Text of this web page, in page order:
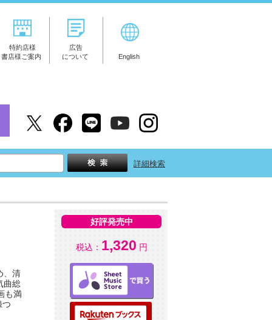
特約店様
書店様ご案内
広告
について
English
詳細検索
、清
曲総
も満
つ
好評発売中
税込： 1,320 円